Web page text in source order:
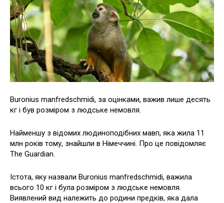
Buronius manfredschmidi, за оцінками, важив лише десять
кг і був розміром з людське немовля.
Найменшу з відомих людиноподібних мавп, яка жила 11
млн років тому, знайшли в Німеччині. Про це повідомляє
The Guardian.
Істота, яку назвали Buronius manfredschmidi, важила
всього 10 кг і була розміром з людське немовля.
Виявлений вид належить до родини предків, яка дала